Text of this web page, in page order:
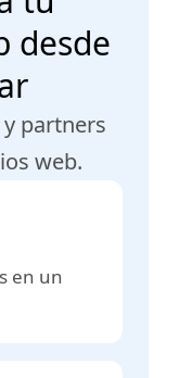
desde
partners
web.
en un